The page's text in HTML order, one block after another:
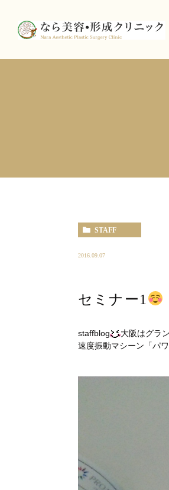
STAFF
2016.09.07
セミナー1
staffblog
大阪はグラ
速度振動マシーン「パ